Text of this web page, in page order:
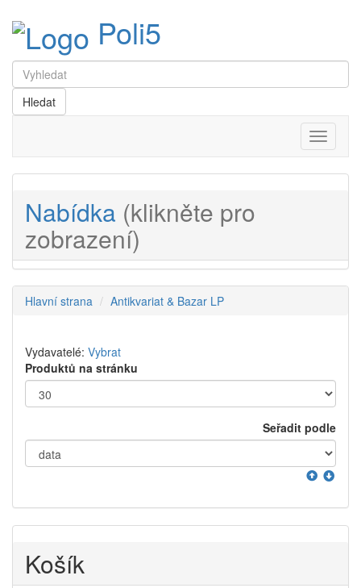
Poli5
Menu
Nabídka (klikněte pro
zobrazení)
Hlavní strana Antikvariat & Bazar LP
Vydavatelé: Vybrat
Produktů na stránku
Seřadit podle
Košík